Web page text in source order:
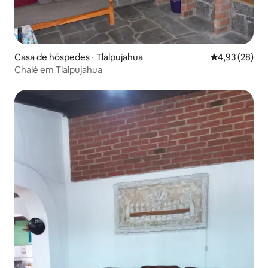
Casa de hóspedes ⋅ Tlalpujahua 4,93 de uma
4,93 (28)
Chalé em Tlalpujahua